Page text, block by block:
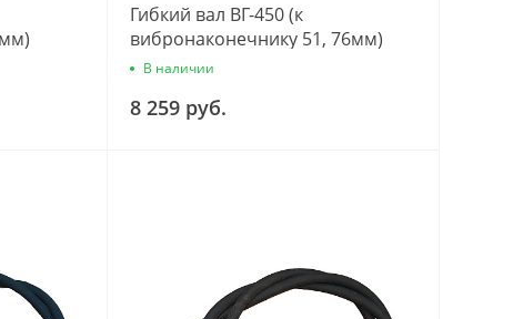
Гибкий вал ВГ-450 (к
вибронаконечнику 51, 76мм)
В наличии
8 259 руб.